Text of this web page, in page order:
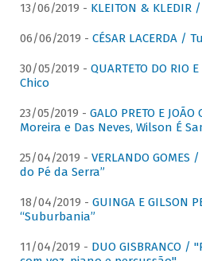
13/06/2019 - KLEITON & KLEDIR
06/06/2019 - CÉSAR LACERDA /
30/05/2019 - QUARTETO DO RIO
Chico
23/05/2019 - GALO PRETO E
Moreira e Das Neves, Wilson É
25/04/2019 - VERLANDO
do Pé da Serra”
18/04/2019 - GUINGA E GILSON
“Suburbania”
11/04/2019 - DUO GISBRANCO /